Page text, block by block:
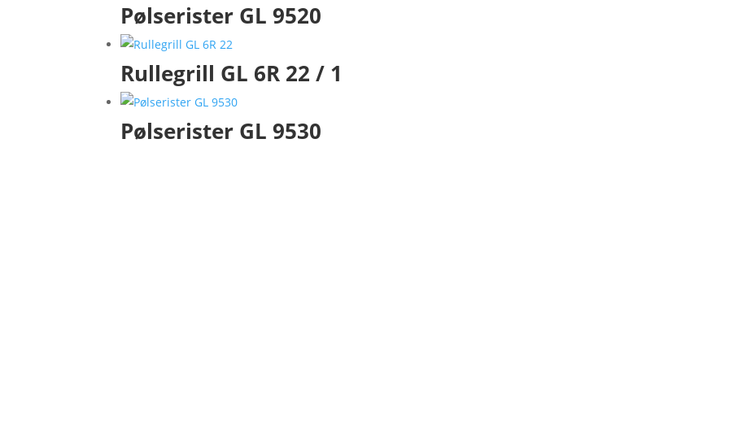
Pølserister GL 9520
Rullegrill GL 6R 22 / 1
Pølserister GL 9530